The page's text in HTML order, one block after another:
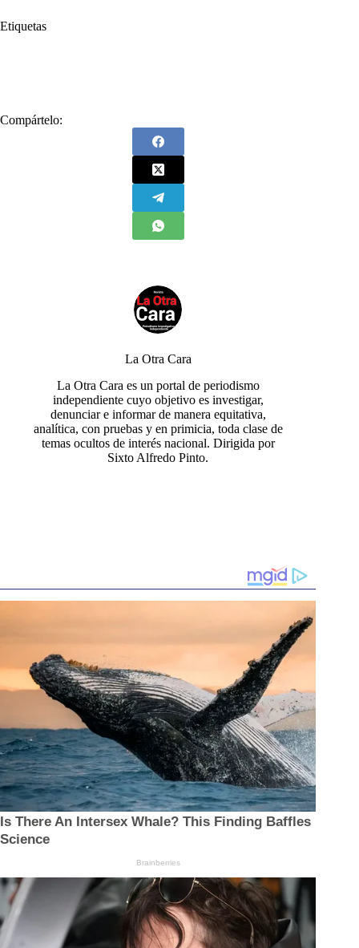
Etiquetas
Compártelo:
La Otra Cara
La Otra Cara es un portal de periodismo
independiente cuyo objetivo es investigar,
denunciar e informar de manera equitativa,
analítica, con pruebas y en primicia, toda clase de
temas ocultos de interés nacional. Dirigida por
Sixto Alfredo Pinto.